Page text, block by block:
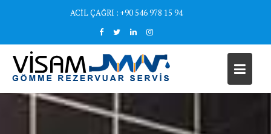
ACİL ÇAĞRI : +90 546 978 15 94